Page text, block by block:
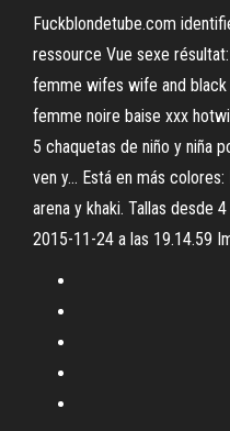
Fuckblondetube.com
ressource Vue sexe
femme wifes wife and
femme noire baise xxx
5 chaquetas de niño y niña
ven y… Está en más
arena y khaki. Tallas desde
2015-11-24 a las 19.14.59